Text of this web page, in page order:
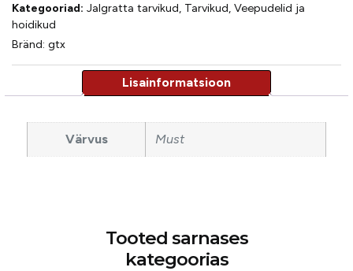
Kategooriad: Jalgratta tarvikud, Tarvikud, Veepudelid ja
hoidikud
Bränd: gtx
Värvus Must
Tooted sarnases
kategoorias